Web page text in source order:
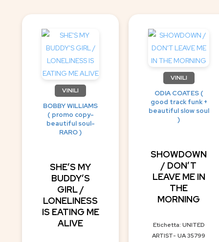
VINILI
BOBBY WILLIAMS
( promo copy-
beautiful soul-
RARO )
SHE’S MY
BUDDY’S
GIRL /
LONELINESS
IS EATING ME
ALIVE
VINILI
ODIA COATES (
good track funk +
beautiful slow soul
)
SHOWDOWN
/ DON’T
LEAVE ME IN
THE
MORNING
Etichetta: UNITED
ARTIST- UA 35799